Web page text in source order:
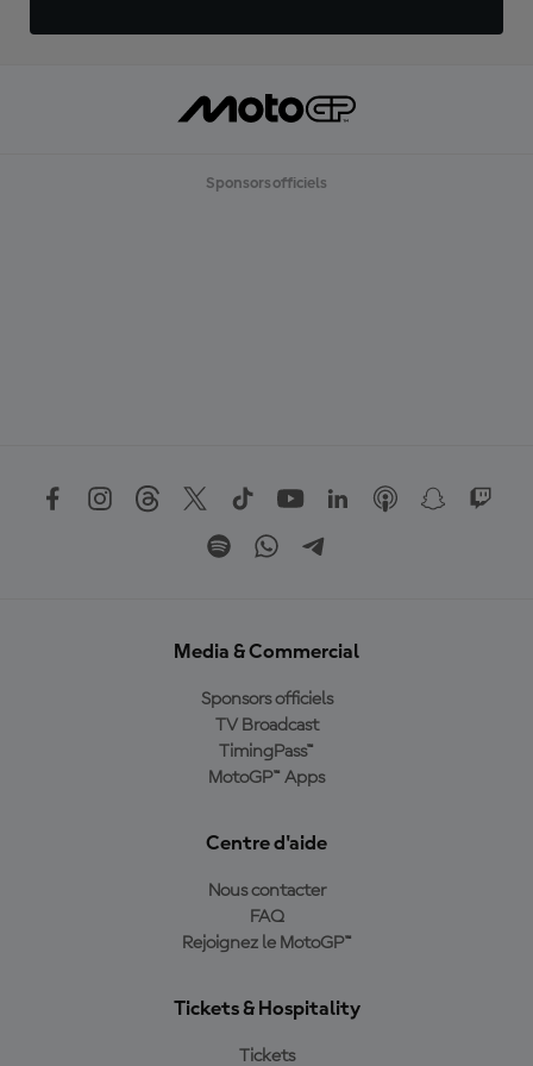
Sponsors officiels
Media & Commercial
Sponsors officiels
TV Broadcast
TimingPass™
MotoGP™ Apps
Centre d'aide
Nous contacter
FAQ
Rejoignez le MotoGP™
Tickets & Hospitality
Tickets